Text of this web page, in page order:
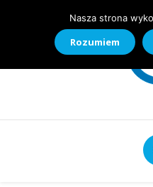
Nasza strona
Rozumiem